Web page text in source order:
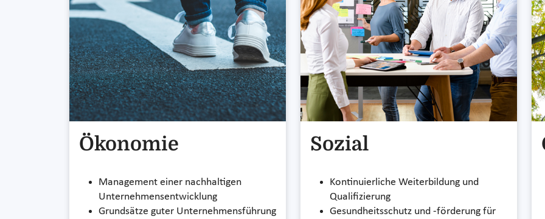
Ökonomie
Management einer nachhaltigen
Unternehmensentwicklung
Grundsätze guter Unternehmensführung
Sozial
Kontinuierliche Weiterbildung und
Qualifizierung
Gesundheitsschutz und -förderung für